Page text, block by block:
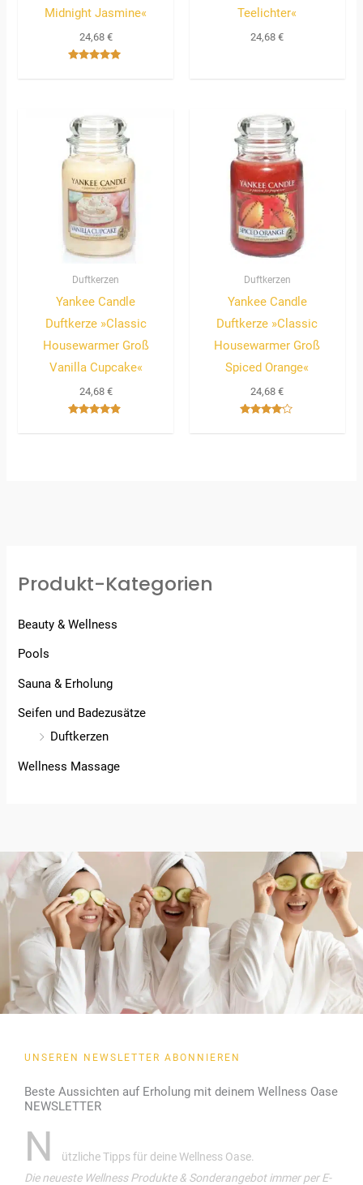
Midnight Jasmine«
24,68 €
Teelichter«
24,68€
Duftkerzen
Yankee Candle
Duftkerze »Classic
Housewarmer Groß
Vanilla Cupcake«
24,68 €
Duftkerzen
Yankee Candle
Duftkerze »Classic
Housewarmer Groß
Spiced Orange«
24,68€
Produkt-Kategorien
Beauty & Wellness
Pools
Sauna & Erholung
Seifen und Badezusätze
Duftkerzen
Wellness Massage
UNSEREN NEWSLETTER ABONNIEREN
Beste Aussichten auf Erholung mit deinem Wellness Oase
NEWSLETTER
N
ützliche Tipps für deine Wellness Oase.
Die neueste Wellness Produkte & Sonderangebot immer per E-